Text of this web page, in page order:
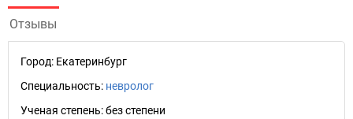
Отзывы
Город: Екатеринбург
Специальность: невролог
Ученая степень:без степени